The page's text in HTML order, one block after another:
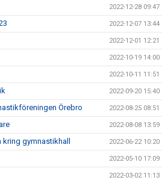
2022-12-28 09:47
2022-12-07 13:44
2022-12-01 12:21
2022-10-19 14:00
2022-10-11 11:51
2022-09-20 15:40
Örebro 2022-08-25 08:51
2022-08-08 13:59
gymnastikhall 2022-06-22 10:20
2022-05-10 17:09
2022-03-02 11:13